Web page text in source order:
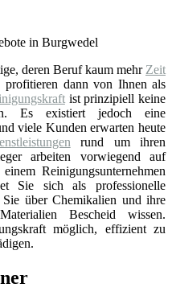
deren Beruf kaum mehr Zeit
dann von Ihnen als
ist prinzipiell keine
Es existiert jedoch eine
viele Kunden erwarten heute
rund um ihren
arbeiten vorwiegend auf
Reinigungsunternehmen
Sie sich als professionelle
Sie über Chemikalien und ihre
Bescheid wissen.
möglich, effizient zu